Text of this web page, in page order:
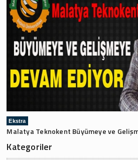
Ekstra
Malatya Teknokent Büyümeye ve
Kategoriler